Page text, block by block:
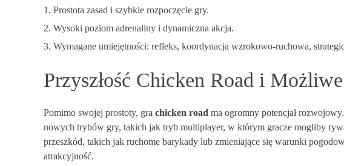
Prostota zasad i szybkie rozpoczęcie gry.
Wysoki poziom adrenaliny i dynamiczna akcja.
Wymagane umiejętności: refleks, koordynacja wzrokowo-ruchowa,
Przyszłość Chicken Road i
Pomimo swojej prostoty, gra chicken road ma ogromny potencjał
nowych trybów gry, takich jak tryb multiplayer, w którym gracze mogliby
przeszkód, takich jak ruchome barykady lub zmieniające się warunki
atrakcyjność.